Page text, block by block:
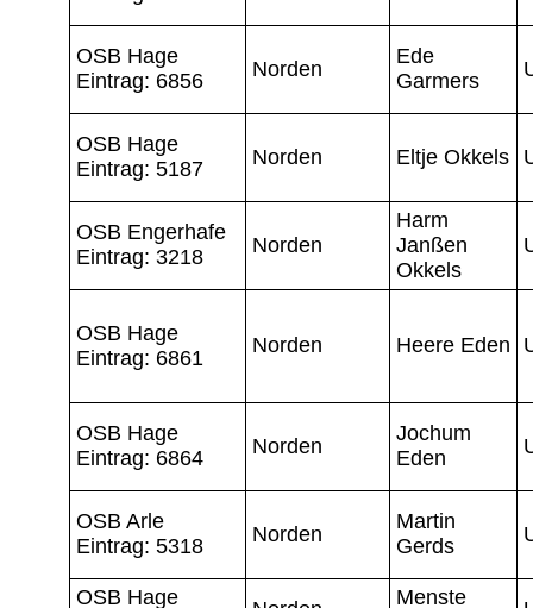
OSB Hage
Eintrag: 6856
Norden
Ede
Garmers
OSB Hage
Eintrag: 5187
Norden Eltje Okkels
OSB Engerhafe
Eintrag: 3218
Norden
Harm
Janßen
Okkels
OSB Hage
Eintrag: 6861
Norden Heere Eden
OSB Hage
Eintrag: 6864
Norden
Jochum
Eden
OSB Arle
Eintrag: 5318
Norden
Martin
Gerds
OSB Hage Menste